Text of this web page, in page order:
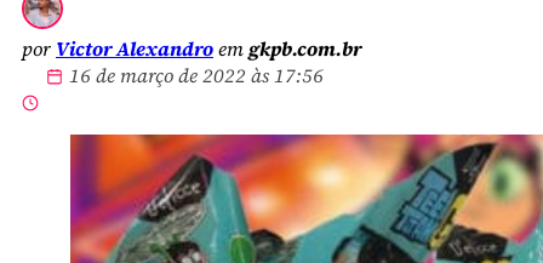
por Victor Alexandroemgkpb.com.br
16 de março de 2022 às 17:56